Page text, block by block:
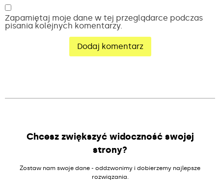
Zapamiętaj moje dane w tej przeglądarce podczas
pisania kolejnych komentarzy.
Chcesz zwiększyć widoczność swojej
strony?
Zostaw nam swoje dane - oddzwonimy i dobierzemy najlepsze
rozwiązania.